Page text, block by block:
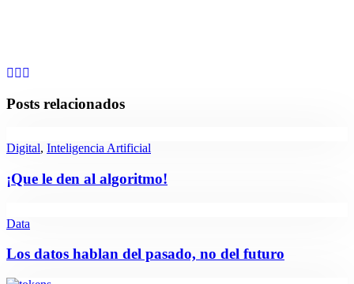
Posts relacionados
Digital, Inteligencia Artificial
¡Que le den al algoritmo!
Data
Los datos hablan del pasado, no del futuro